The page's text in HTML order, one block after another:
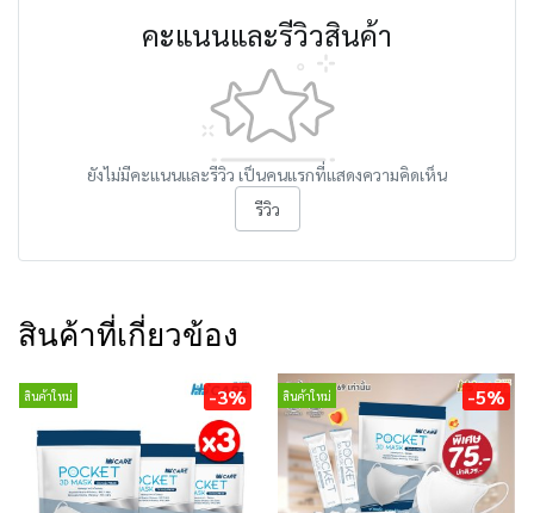
คะแนนและรีวิวสินค้า
ยังไม่มีคะแนนและรีวิว เป็นคนแรกที่แสดงความคิดเห็น
รีวิว
สินค้าที่เกี่ยวข้อง
สินค้าใหม่ -3% สินค้าใหม่ -5%